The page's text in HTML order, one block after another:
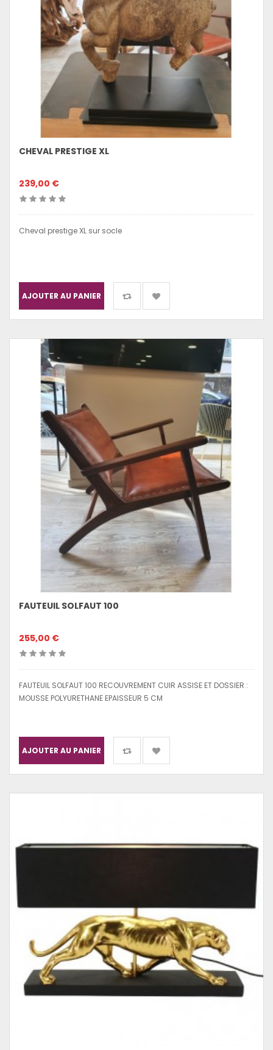
CHEVAL PRESTIGE XL
239,00 €
Cheval prestige XL sur socle
AJOUTER AU PANIER
FAUTEUIL SOLFAUT 100
255,00 €
FAUTEUIL SOLFAUT 100 RECOUVREMENT CUIR ASSISE ET DOSSIER :
MOUSSE POLYURETHANE EPAISSEUR 5 CM
AJOUTER AU PANIER